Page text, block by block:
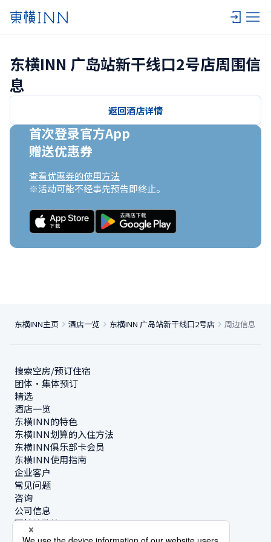
东横INN 广岛站新干线口2号店周围信
息
返回酒店详情
首次登录官方App
赠送优惠券
查看优惠券的使用方法
※活动可能不经事先预告即终止。
东横INN主页 酒店一览 东横INN 广岛站新干线口2号店 周边信息
搜索空房/预订住宿
团体・集体预订
精选
酒店一览
东横INN的特色
东横INN划算的入住方法
东横INN俱乐部卡会员
东横INN使用指南
企业客户
常见问题
咨询
公司信息
可持续政策